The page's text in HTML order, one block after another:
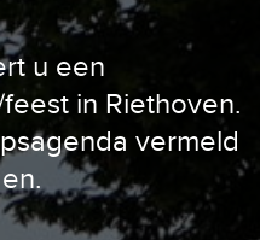
u een
in Riethoven.
vermeld